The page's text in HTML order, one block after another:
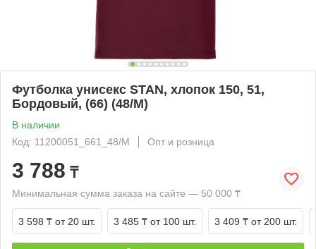
Футболка унисекс STAN, хлопок 150, 51,
Бордовый, (66) (48/M)
В наличии
Код: 11200051_661_48/M
Опт и розница
3 788 ₸
Минимальная сумма заказа на сайте — 50 000 ₸
3 598 ₸ от 20 шт. 3 485 ₸ от 100 шт. 3 409 ₸ от 200 шт.